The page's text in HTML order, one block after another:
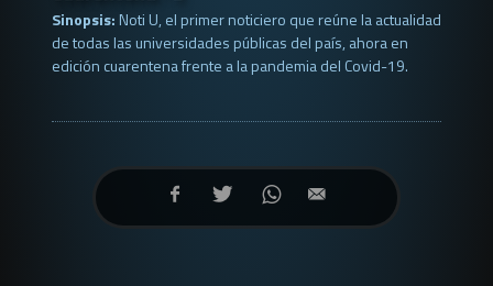
Sinopsis:Noti U, el primer noticiero que reúne la actualidad
de todas las universidades públicas del país, ahora en
edición cuarentena frente a la pandemia del Covid-19.